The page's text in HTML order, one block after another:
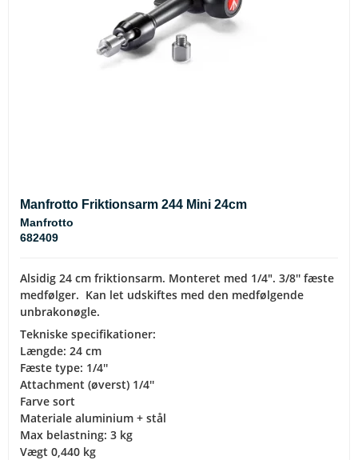
Manfrotto Friktionsarm 244 Mini 24cm
Manfrotto
682409
Alsidig 24 cm friktionsarm. Monteret med 1/4". 3/8'' fæste
medfølger. Kan let udskiftes med den medfølgende
unbrakonøgle.
Tekniske specifikationer:
Længde: 24 cm
Fæste type: 1/4''
Attachment (øverst) 1/4''
Farve sort
Materiale aluminium + stål
Max belastning: 3 kg
Vægt 0,440 kg